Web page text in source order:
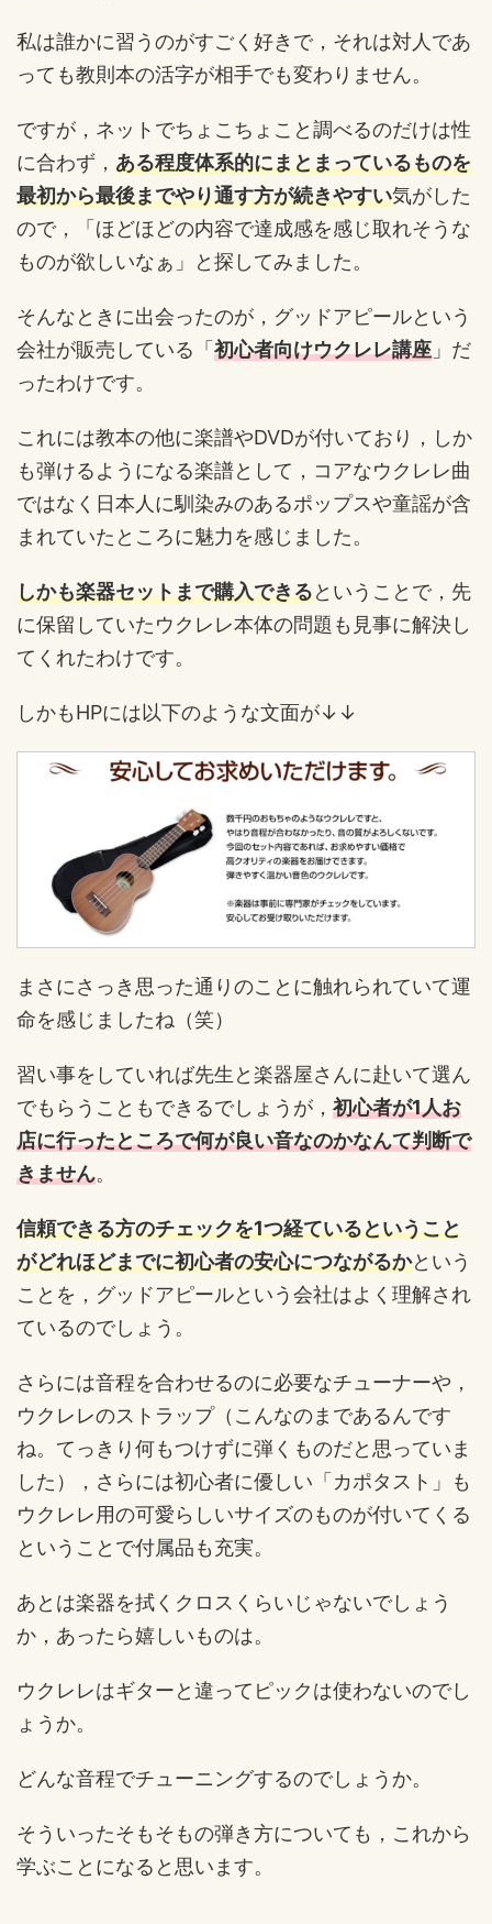
私は誰かに習うのがすごく好きで，それは対人であ
っても教則本の活字が相手でも変わりません。
ですが，ネットでちょこちょこと調べるのだけは性
に合わず， ある程度体系的にまとまっているものを
最初から最後までやり通す方が続きやすい気がした
ので，「ほどほどの内容で達成感を感じ取れそうな
ものが欲しいなぁ」と探してみました。
そんなときに出会ったのが，グッドアピールという
会社が販売している「 初心者向けウクレレ講座 」だ
ったわけです。
これには教本の他に楽譜やDVDが付いており，しか
も弾けるようになる楽譜として，コアなウクレレ曲
ではなく日本人に馴染みのあるポップスや童謡が含
まれていたところに魅力を感じました。
しかも楽器セットまで購入できるということで，先
に保留していたウクレレ本体の問題も見事に解決し
てくれたわけです。
しかもHPには以下のような文面が↓↓
まさにさっき思った通りのことに触れられていて運
命を感じましたね（笑）
習い事をしていれば先生と楽器屋さんに赴いて選ん
でもらうこともできるでしょうが， 初心者が1人お
店に行ったところで何が良い音なのかなんて判断で
きません。
信頼できる方のチェックを1つ経ているということ
がどれほどまでに初心者の安心につながるかという
ことを，グッドアピールという会社はよく理解され
ているのでしょう。
さらには音程を合わせるのに必要なチューナーや，
ウクレレのストラップ（こんなのまであるんです
ね。てっきり何もつけずに弾くものだと思っていま
した），さらには初心者に優しい「カポタスト」も
ウクレレ用の可愛らしいサイズのものが付いてくる
ということで付属品も充実。
あとは楽器を拭くクロスくらいじゃないでしょう
か，あったら嬉しいものは。
ウクレレはギターと違ってピックは使わないのでし
ょうか。
どんな音程でチューニングするのでしょうか。
そういったそもそもの弾き方についても，これから
学ぶことになると思います。